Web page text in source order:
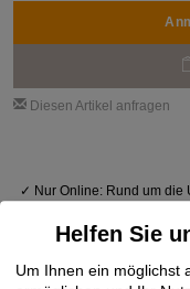
Diesen Artikel anfragen
✓ Nur Online: Rund um die
Baustellenbelieferung
Helfen Sie
Um Ihnen ein möglichst